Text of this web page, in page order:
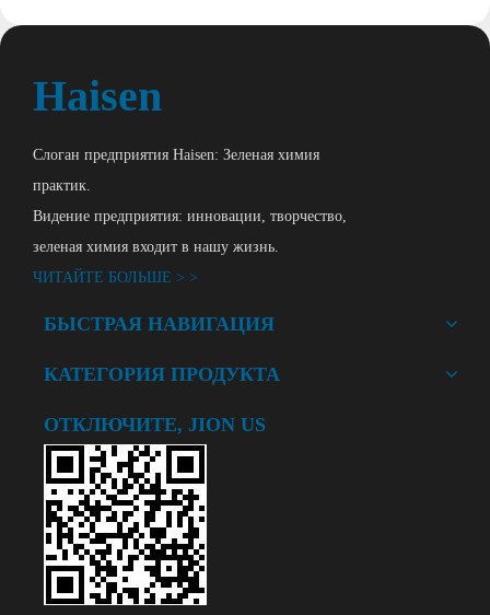
Haisen
Слоган предприятия Haisen: Зеленая химия
практик.
Видение предприятия: инновации, творчество,
зеленая химия входит в нашу жизнь.
ЧИТАЙТЕ БОЛЬШЕ > >
БЫСТРАЯ НАВИГАЦИЯ
КАТЕГОРИЯ ПРОДУКТА
ОТКЛЮЧИТЕ, JION US